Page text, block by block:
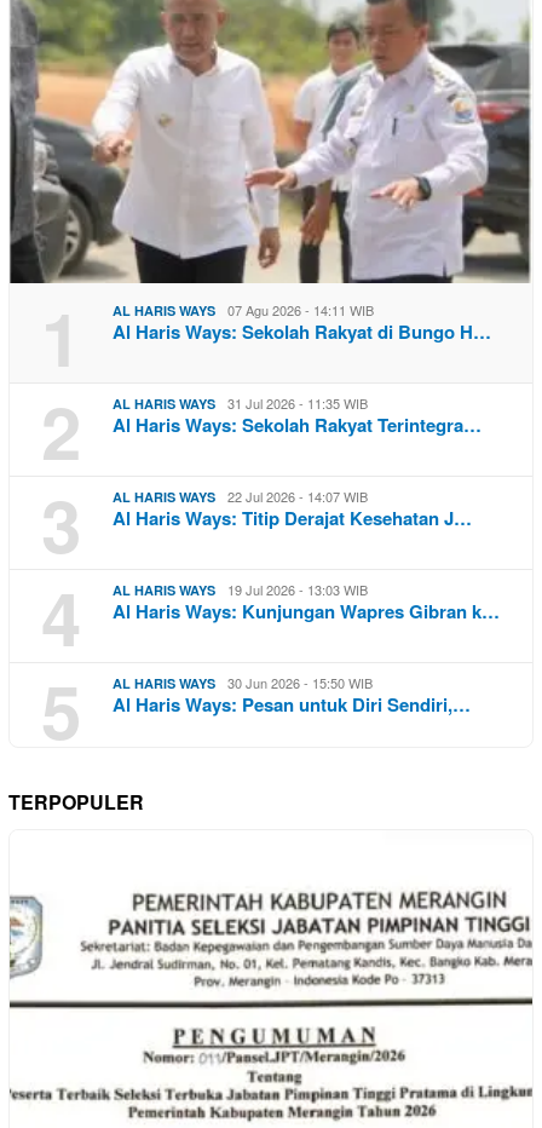
1 AL HARIS WAYS 07 Agu 2026 - 14:11 WIB
Al Haris Ways: Sekolah Rakyat di Bungo H…
2 AL HARIS WAYS 31 Jul 2026 - 11:35 WIB
Al Haris Ways: Sekolah Rakyat Terintegra…
3 AL HARIS WAYS 22 Jul 2026 - 14:07 WIB
Al Haris Ways: Titip Derajat Kesehatan J…
4 AL HARIS WAYS 19 Jul 2026 - 13:03 WIB
Al Haris Ways: Kunjungan Wapres Gibran k…
5 AL HARIS WAYS 30 Jun 2026 - 15:50 WIB
Al Haris Ways: Pesan untuk Diri Sendiri,…
TERPOPULER